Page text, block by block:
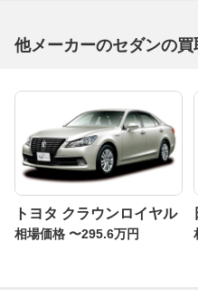
他メーカーのセダンの買
トヨタ クラウンロイヤル
相場価格 〜295.6万円